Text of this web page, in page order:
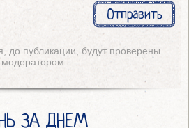
до публикации, будут проверены
модератором
ЗА ДНЕМ